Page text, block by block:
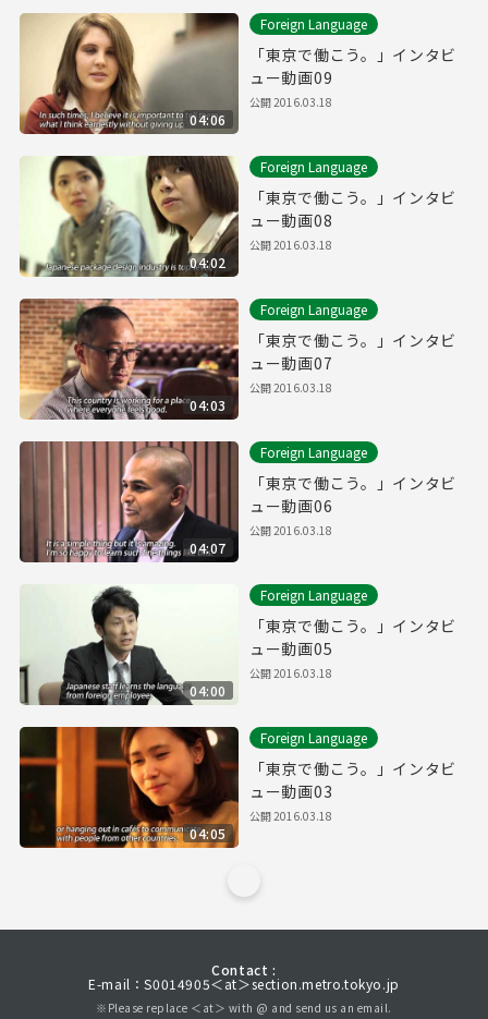
04:06
Foreign Language
「東京で働こう。」インタビ
ュー動画09
公開2016.03.18
04:02
Foreign Language
「東京で働こう。」インタビ
ュー動画08
公開2016.03.18
04:03
Foreign Language
「東京で働こう。」インタビ
ュー動画07
公開2016.03.18
04:07
Foreign Language
「東京で働こう。」インタビ
ュー動画06
公開2016.03.18
04:00
Foreign Language
「東京で働こう。」インタビ
ュー動画05
公開2016.03.18
04:05
Foreign Language
「東京で働こう。」インタビ
ュー動画03
公開2016.03.18
Contact :
E-mail：S0014905＜at＞section.metro.tokyo.jp
※Please replace ＜at＞ with @ and send us an email.